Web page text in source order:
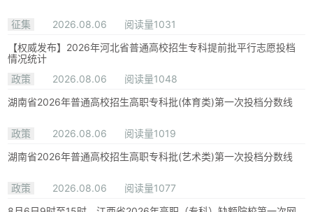
征集 2026.08.06
阅读量1031
【权威发布】2026年河北省普通高校招生专科提前批平行志愿投档
情况统计
政策
2026.08.06
阅读量1048
湖南省2026年普通高校招生高职专科批(体育类)第一次投档分数线
政策 2026.08.06
阅读量1019
湖南省2026年普通高校招生高职专科批(艺术类)第一次投档分数线
政策 2026.08.06
阅读量1077